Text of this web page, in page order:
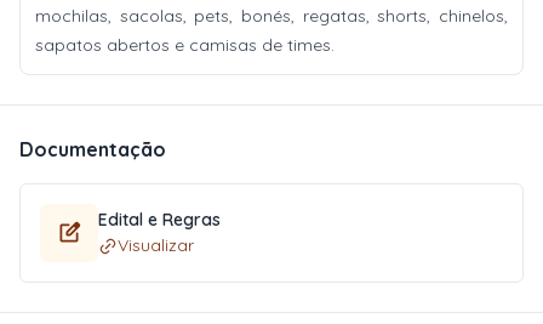
mochilas, sacolas, pets, bonés, regatas, shorts, chinelos,
sapatos abertos e camisas de times.
Documentação
Edital e Regras
Visualizar